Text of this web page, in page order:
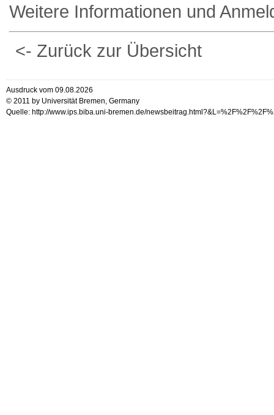
Weitere Informationen und
<- Zurück zur Übersicht
Ausdruck vom 09.08.2026
© 2011 by Universität Bremen, Germany
Quelle: http://www.ips.biba.uni-bremen.de/